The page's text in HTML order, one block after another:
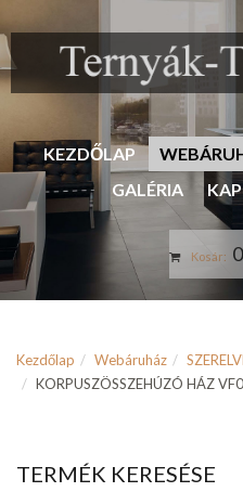
KEZDŐLAP
GALÉRIA
Kosár:
Kezdőlap Webáruház
KORPUSZÖSSZEHÚZÓ HÁZ
TERMÉK KERESÉSE